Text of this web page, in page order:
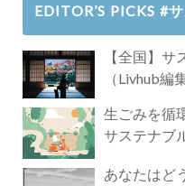
EDITOR’S PICKS #
【全国】
（Livhub編
生ごみを循
サステナブ
あなたはどう旅する？